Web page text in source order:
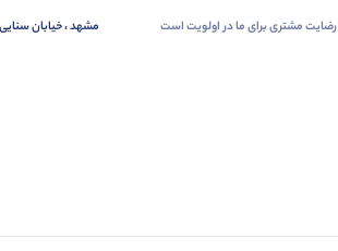
رضایت مشتری برای ما در اولویت است
مشهد ، خیابان